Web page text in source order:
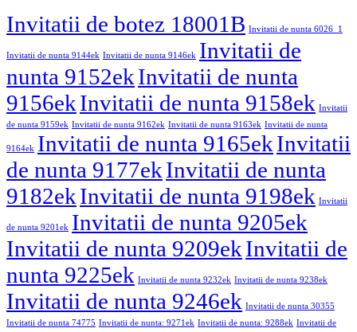
Invitatii de botez 18001B Invitatii de nunta 6026_1
Invitatii de nunta 9144ek Invitatii de nunta 9146ek Invitatii de
nunta 9152ekInvitatii de nunta
9156ekInvitatii de nunta 9158ek Invitatii
de nunta 9159ek Invitatii de nunta 9162ek Invitatii de nunta 9163ek Invitatii de nunta
9164ek Invitatii de nunta 9165ekInvitatii
de nunta 9177ekInvitatii de nunta
9182ekInvitatii de nunta 9198ek Invitatii
de nunta 9201ek Invitatii de nunta 9205ek
Invitatii de nunta 9209ekInvitatii de
nunta 9225ek Invitatii de nunta 9232ek Invitatii de nunta 9238ek
Invitatii de nunta 9246ek Invitatii de nunta 30355
Invitatii de nunta 74775 Invitatii de nunta: 9271ek Invitatii de nunta: 9288ek Invitatii de